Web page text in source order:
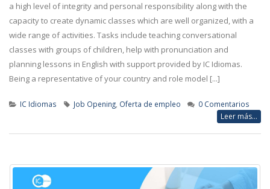
a high level of integrity and personal responsibility along with the
capacity to create dynamic classes which are well organized, with a
wide range of activities. Tasks include teaching conversational
classes with groups of children, help with pronunciation and
planning lessons in English with support provided by IC Idiomas.
Being a representative of your country and role model [...]
IC Idiomas Job Opening Oferta de empleo 0 Comentarios
Leer más...